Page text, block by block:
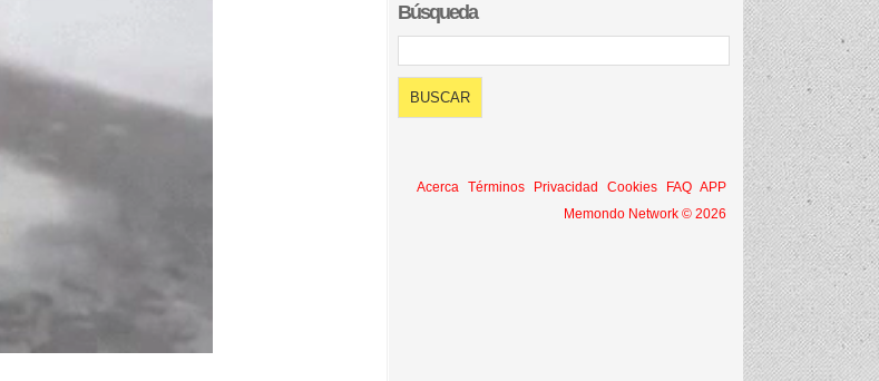
Búsqueda
Acerca Términos Privacidad Cookies FAQ APP
Memondo Network © 2026